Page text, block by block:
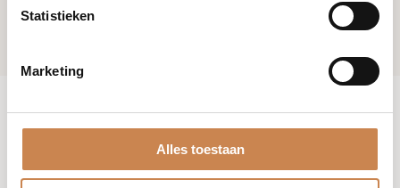
Statistieken
Marketing
Alles toestaan